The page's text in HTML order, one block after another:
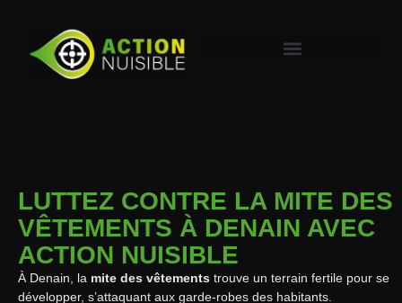
LUTTEZ CONTRE LA MITE DES
VÊTEMENTS À DENAIN AVEC
ACTION NUISIBLE
À Denain, la mite des vêtements trouve un terrain fertile pour se
développer, s’attaquant aux garde-robes des habitants.